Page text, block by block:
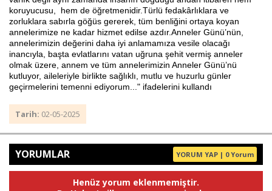
koruyucusu, hem de öğretmenidir.Türlü fedakârlıklara ve
zorluklara sabırla göğüs gererek, tüm benliğini ortaya koyan
annelerimize ne kadar hizmet edilse azdır.Anneler Günü’nün,
annelerimizin değerini daha iyi anlamamıza vesile olacağı
inancıyla, başta evlatlarını vatan uğruna şehit vermiş anneler
olmak üzere, annem ve tüm annelerimizin Anneler Günü’nü
kutluyor, aileleriyle birlikte sağlıklı, mutlu ve huzurlu günler
geçirmelerini temenni ediyorum..." ifadelerini kullandı
Tarih: 02-05-2025
YORUMLAR YORUM YAP | 0 Yorum
Henüz yorum eklenmemiştir.